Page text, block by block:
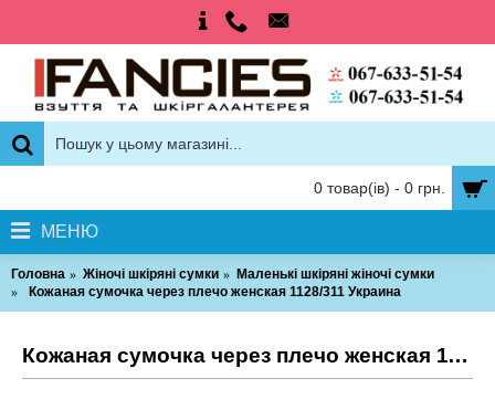
0 товар(ів) - 0 грн.
МЕНЮ
Головна Жіночі шкіряні сумки
Маленькі шкіряні жіночі сумки
Кожаная сумочка через плечо женская 1128/311 Украина
Кожаная сумочка через плечо женская 1128/311 Украина